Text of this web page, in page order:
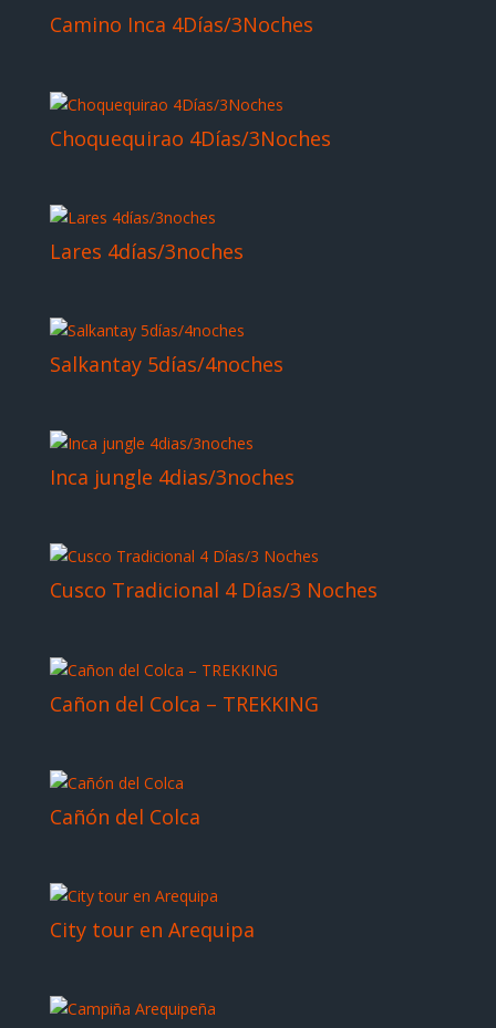
Camino Inca 4Días/3Noches
Choquequirao 4Días/3Noches
Lares 4días/3noches
Salkantay 5días/4noches
Inca jungle 4dias/3noches
Cusco Tradicional 4 Días/3 Noches
Cañon del Colca – TREKKING
Cañón del Colca
City tour en Arequipa